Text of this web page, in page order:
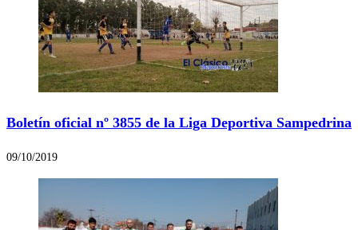
Boletín oficial nº 3855 de la Liga Deportiva Sampedrina
09/10/2019